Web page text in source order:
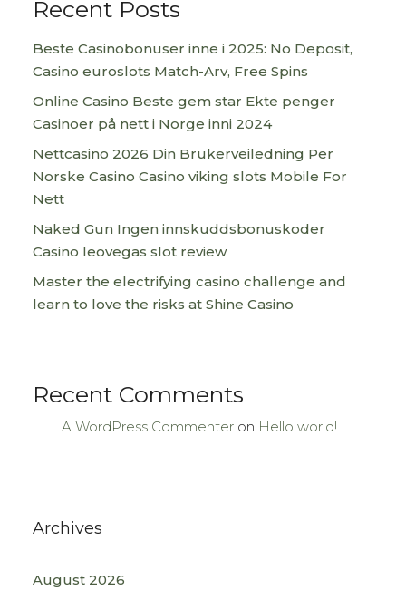
Recent Posts
Beste Casinobonuser inne i 2025: No Deposit,
Casino euroslots Match-Arv, Free Spins
Online Casino Beste gem star Ekte penger
Casinoer på nett i Norge inni 2024
Nettcasino 2026 Din Brukerveiledning Per
Norske Casino Casino viking slots Mobile For
Nett
Naked Gun Ingen innskuddsbonuskoder
Casino leovegas slot review
Master the electrifying casino challenge and
learn to love the risks at Shine Casino
Recent Comments
A WordPress Commenter on Hello world!
Archives
August 2026